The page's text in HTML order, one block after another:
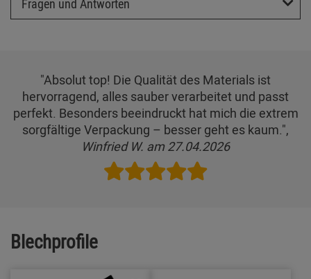
Fragen und Antworten
"Absolut top! Die Qualität des Materials ist
hervorragend, alles sauber verarbeitet und passt
perfekt. Besonders beeindruckt hat mich die extrem
sorgfältige Verpackung – besser geht es kaum.",
Winfried W. am 27.04.2026
Blechprofile